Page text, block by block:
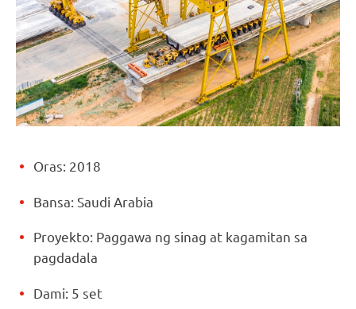
Oras: 2018
Bansa: Saudi Arabia
Proyekto: Paggawa ng sinag at kagamitan sa
pagdadala
Dami: 5 set